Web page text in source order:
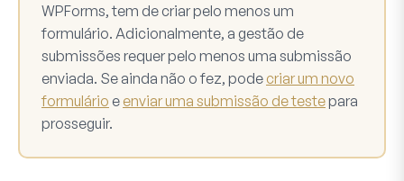
WPForms, tem de criar pelo menos um
formulário. Adicionalmente, a gestão de
submissões requer pelo menos uma submissão
enviada. Se ainda não o fez, pode criar um novo
formulário e enviar uma submissão de testepara
prosseguir.